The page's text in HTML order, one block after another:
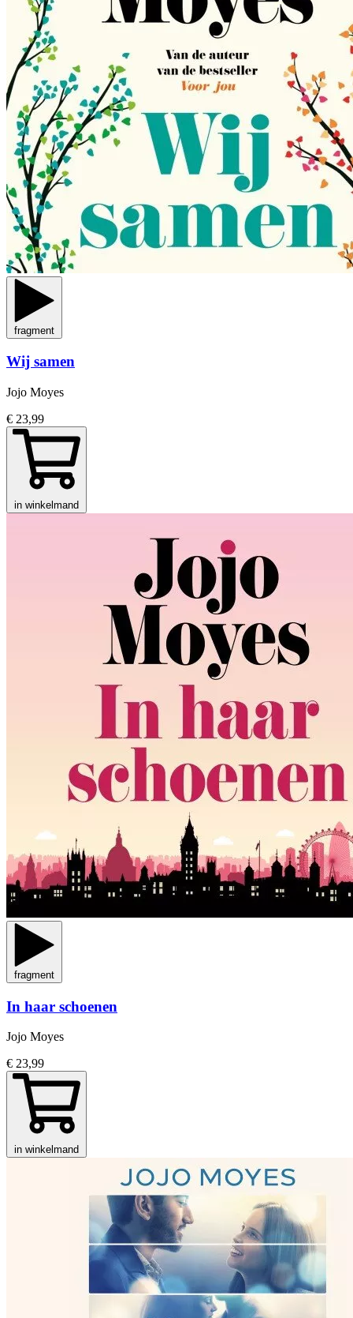
fragment
Wij samen
Jojo Moyes
€ 23,99
in winkelmand
fragment
In haar schoenen
Jojo Moyes
€ 23,99
in winkelmand